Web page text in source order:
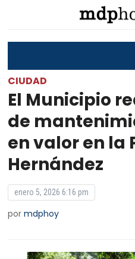
CIUDAD
El Municipio
de
en valor en la
Hernández
enero 5, 2026 6:16 pm
pormdphoy